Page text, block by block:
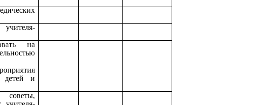
на
детей и
советы,